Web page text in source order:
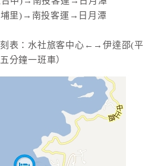
埔里)→南投客運→日月潭
表：水社旅客中心←→伊達邵(平
分鐘一班車）